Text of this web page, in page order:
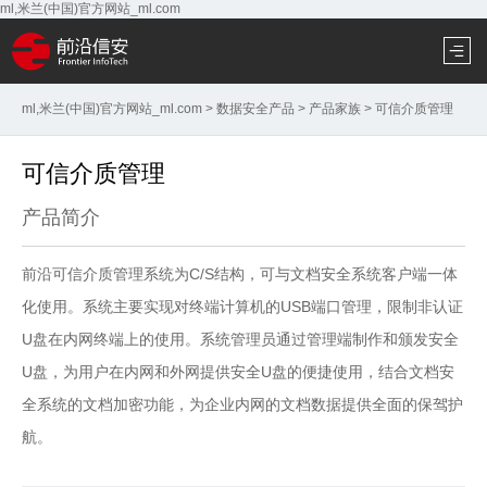
ml,米兰(中国)官方网站_ml.com
ml,米兰(中国)官方网站_ml.com > 数据安全产品 > 产品家族 > 可信介质管理
可信介质管理
产品简介
前沿可信介质管理系统为C/S结构，可与文档安全系统客户端一体
化使用。系统主要实现对终端计算机的USB端口管理，限制非认证
U盘在内网终端上的使用。系统管理员通过管理端制作和颁发安全
U盘，为用户在内网和外网提供安全U盘的便捷使用，结合文档安
全系统的文档加密功能，为企业内网的文档数据提供全面的保驾护
航。